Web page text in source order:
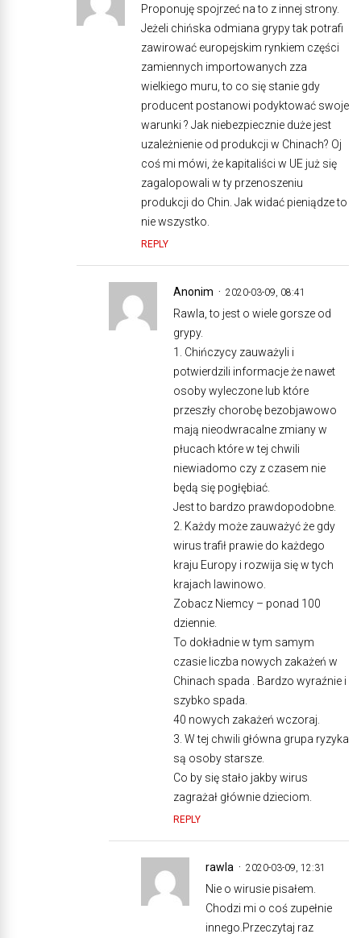
Proponuję spojrzeć na to z innej strony.
Jeżeli chińska odmiana grypy tak potrafi
zawirować europejskim rynkiem części
zamiennych importowanych zza
wielkiego muru, to co się stanie gdy
producent postanowi podyktować swoje
warunki ? Jak niebezpiecznie duże jest
uzależnienie od produkcji w Chinach? Oj
coś mi mówi, że kapitaliści w UE już się
zagalopowali w ty przenoszeniu
produkcji do Chin. Jak widać pieniądze to
nie wszystko.
REPLY
Anonim 2020-03-09, 08:41
Rawla, to jest o wiele gorsze od
grypy.
1. Chińczycy zauważyli i
potwierdzili informacje że nawet
osoby wyleczone lub które
przeszły chorobę bezobjawowo
mają nieodwracalne zmiany w
płucach które w tej chwili
niewiadomo czy z czasem nie
będą się pogłębiać.
Jest to bardzo prawdopodobne.
2. Każdy może zauważyć że gdy
wirus trafił prawie do każdego
kraju Europy i rozwija się w tych
krajach lawinowo.
Zobacz Niemcy – ponad 100
dziennie.
To dokładnie w tym samym
czasie liczba nowych zakażeń w
Chinach spada . Bardzo wyraźnie i
szybko spada.
40 nowych zakażeń wczoraj.
3. W tej chwili główna grupa ryzyka
są osoby starsze.
Co by się stało jakby wirus
zagrażał głównie dzieciom.
REPLY
rawla 2020-03-09, 12:31
Nie o wirusie pisałem.
Chodzi mi o coś zupełnie
innego.Przeczytaj raz